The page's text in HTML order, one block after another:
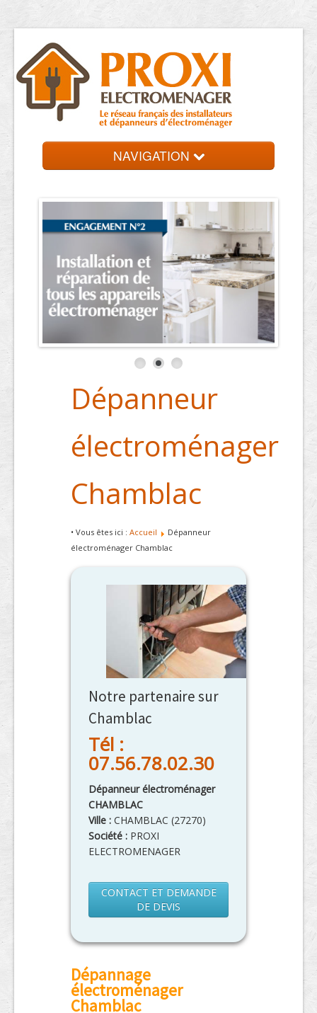
NAVIGATION
Dépanneur
électroménager
Chamblac
• Vous êtes ici : Accueil
Dépanneur
électroménager Chamblac
Notre partenaire sur
Chamblac
Tél :
07.56.78.02.30
Dépanneur électroménager
CHAMBLAC
Ville : CHAMBLAC (27270)
Société : PROXI
ELECTROMENAGER
CONTACT ET DEMANDE
DE DEVIS
Dépannage
électroménager
Chamblac